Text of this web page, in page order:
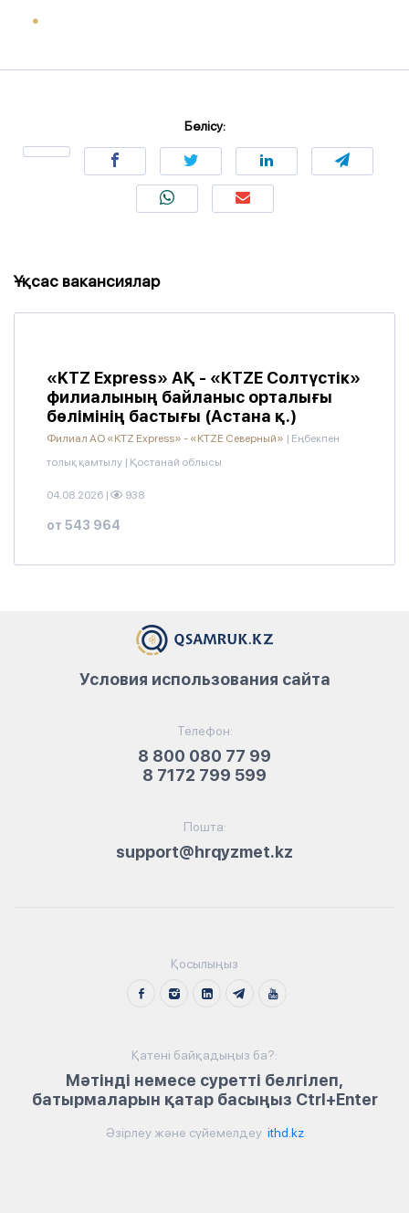
Бөлісу:
Ұқсас вакансиялар
«KTZ Express» АҚ - «KTZE Солтүстік»
филиалының байланыс орталығы
бөлімінің бастығы (Астана қ.)
Филиал АО «KTZ Express» - «KTZE Северный» | Еңбекпен
толық қамтылу | Қостанай облысы
04.08.2026 | 938
от 543 964
Телефон:
8 800 080 77 99
8 7172 799 599
Пошта:
support@hrqyzmet.kz
Условия использования сайта
Қосылыңыз
Қатені байқадыңыз ба?:
Мәтінді немесе суретті белгілеп,
батырмаларын қатар басыңыз Ctrl+Enter
Әзірлеу және сүйемелдеу ithd.kz